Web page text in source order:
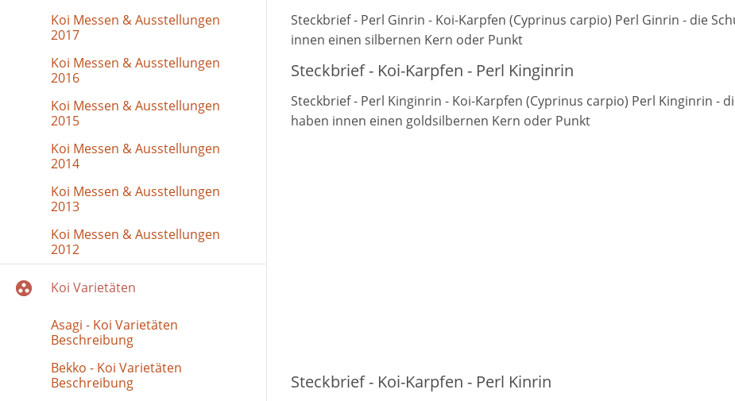
Koi Messen & Ausstellungen
2017
Koi Messen & Ausstellungen
2016
Koi Messen & Ausstellungen
2015
Koi Messen & Ausstellungen
2014
Koi Messen & Ausstellungen
2013
Koi Messen & Ausstellungen
2012
Koi Varietäten
Asagi - Koi Varietäten
Beschreibung
Bekko - Koi Varietäten
Beschreibung
Steckbrief - Perl Ginrin - Koi-Karpfen (Cyprinus carpio) Perl Ginrin - die
innen einen silbernen Kern oder Punkt
Steckbrief - Koi-Karpfen - Perl Kinginrin
Steckbrief - Perl Kinginrin - Koi-Karpfen (Cyprinus carpio) Perl Kinginrin -
haben innen einen goldsilbernen Kern oder Punkt
Steckbrief - Koi-Karpfen - Perl Kinrin